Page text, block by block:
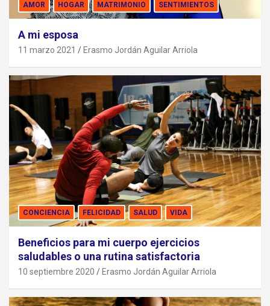
AMOR HOGAR MATRIMONIO SENTIMIENTOS
A mi esposa
11 marzo 2021 Erasmo Jordán Aguilar Arriola
CONCIENCIA FELICIDAD SALUD VIDA
Beneficios para mi cuerpo ejercicios
saludables o una rutina satisfactoria
10 septiembre 2020 Erasmo Jordán Aguilar Arriola